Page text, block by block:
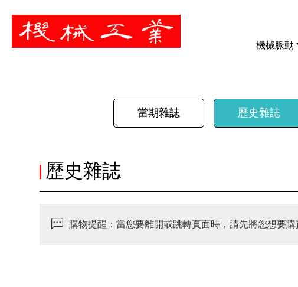
機械脈動
暫停
當期雜誌 歷史雜誌
歷史雜誌
購物提醒：當您要離開或跳轉頁面時，請先將您想要